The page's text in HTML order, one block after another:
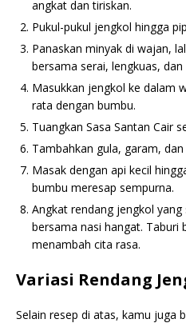
angkat dan tiriskan.
Pukul-pukul jengkol hingga
Panaskan minyak di wajan,
bersama serai, lengkuas,
Masukkan jengkol ke dalam
rata dengan bumbu.
Tuangkan Sasa Santan Cair
Tambahkan gula, garam, dan
Masak dengan api kecil
bumbu meresap sempurna.
Angkat rendang jengkol
bersama nasi hangat. Taburi
menambah cita rasa.
Variasi Rendang
Selain resep di atas, kamu juga